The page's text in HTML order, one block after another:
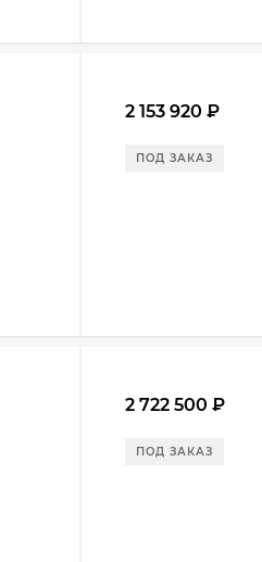
2 153 920 ₽
ПОД ЗАКАЗ
2 722 500 ₽
ПОД ЗАКАЗ